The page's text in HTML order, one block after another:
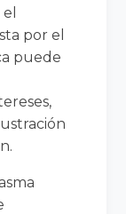
por el
puede